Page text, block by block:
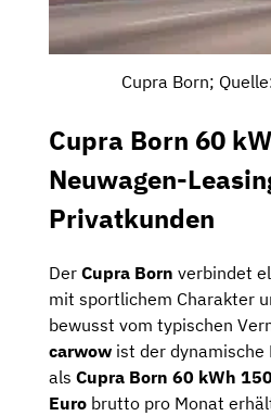
Cupra Born;
Cupra Born 60
Neuwagen-
Privatkunden
Der Cupra Born verbindet
mit sportlichem Charakter
bewusst vom typischen
carwow ist der
als Cupra Born 60 kWh
Euro brutto pro Monat